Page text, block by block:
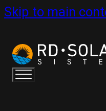
Skip to main